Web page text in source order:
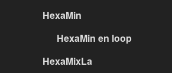
HexaMin
HexaMin en loop
HexaMixLa